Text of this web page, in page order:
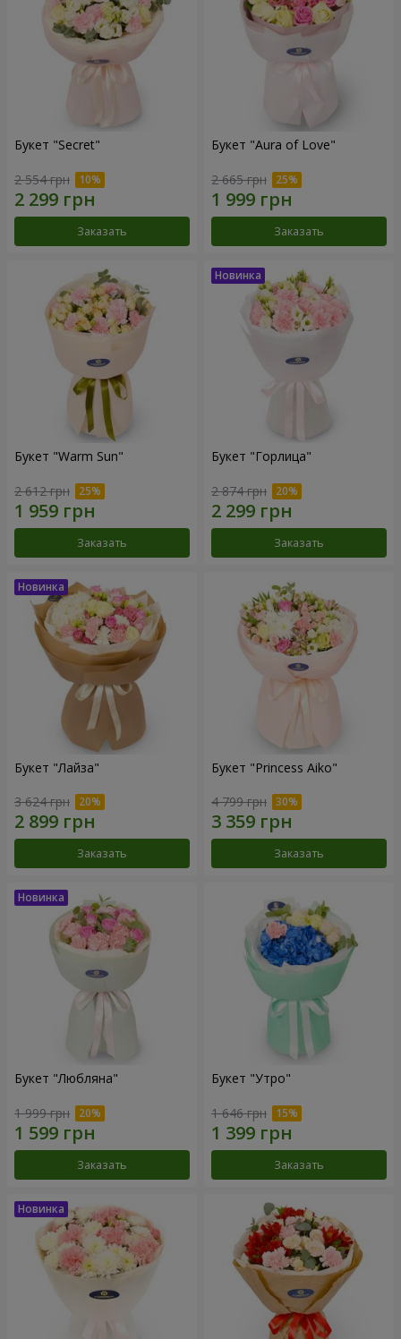
Букет "Secret"
2 554 грн
Заказать
Букет "Aura of Love"
2 665 грн
Заказать
Букет "Warm Sun"
2 612 грн
Заказать
Букет "Горлица"
2 874 грн
Заказать
Букет "Лайза"
3 624 грн
Заказать
Букет "Princess Aiko"
4 799 грн
Заказать
Букет "Любляна"
1 999 грн
Заказать
Букет "Утро"
1 646 грн
Заказать